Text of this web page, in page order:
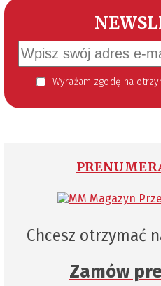
Wyrażam zgodę na otrzymywanie informacji handlowej kierowanej do mnie za pomocą środków komunikacji elektronicznej w szczególności poczty elektronicznej zgodnie z przepisem art. 10 ust 2 ustawy z dnia 18 lipca 2002 roku o świadczeniu usług
Chcesz otrzymać
Zamów